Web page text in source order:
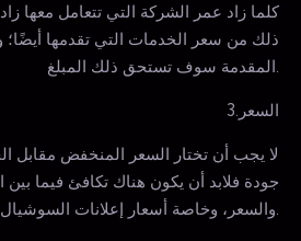
ذلك من سعر الخدمات التي تقدمها أيضًا؛
المقدمة سوف تستحق ذلك المبلغ.
3.السعر
جودة فلابد أن يكون هناك تكافئ فيما بين
والسعر، وخاصة أسعار إعلانات السوشيال ميديا.